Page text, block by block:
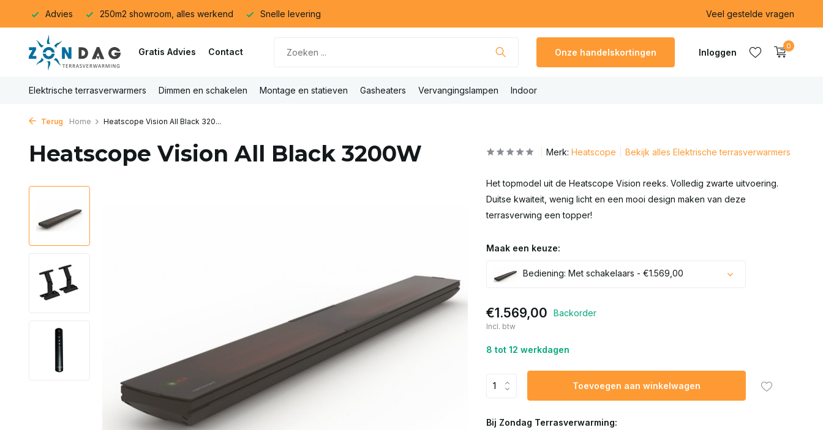
Advies 250m2 showroom, alles werkend Snelle levering Veel gestelde vragen
Gratis Advies Contact Onze handelskortingen Inloggen
Account
0
Elektrische terrasverwarmers Dimmen en schakelen Montage en statieven Gasheaters Vervangingslampen Indoor
Terug Home Heatscope Vision All Black 320...
Heatscope Vision All Black 3200W Merk: Heatscope Bekijk alles Elektrische terrasverwarmers
Het topmodel uit de Heatscope Vision reeks. Volledig zwarte uitvoering.
Duitse kwaiteit, wenig licht en een mooi design maken van deze
terrasverwing een topper!
Maak een keuze:
Bediening: Met schakelaars - €1.569,00
€1.569,00 Backorder
Incl. btw
8 tot 12 werkdagen
Toevoegen aan winkelwagen
Bij Zondag Terrasverwarming: